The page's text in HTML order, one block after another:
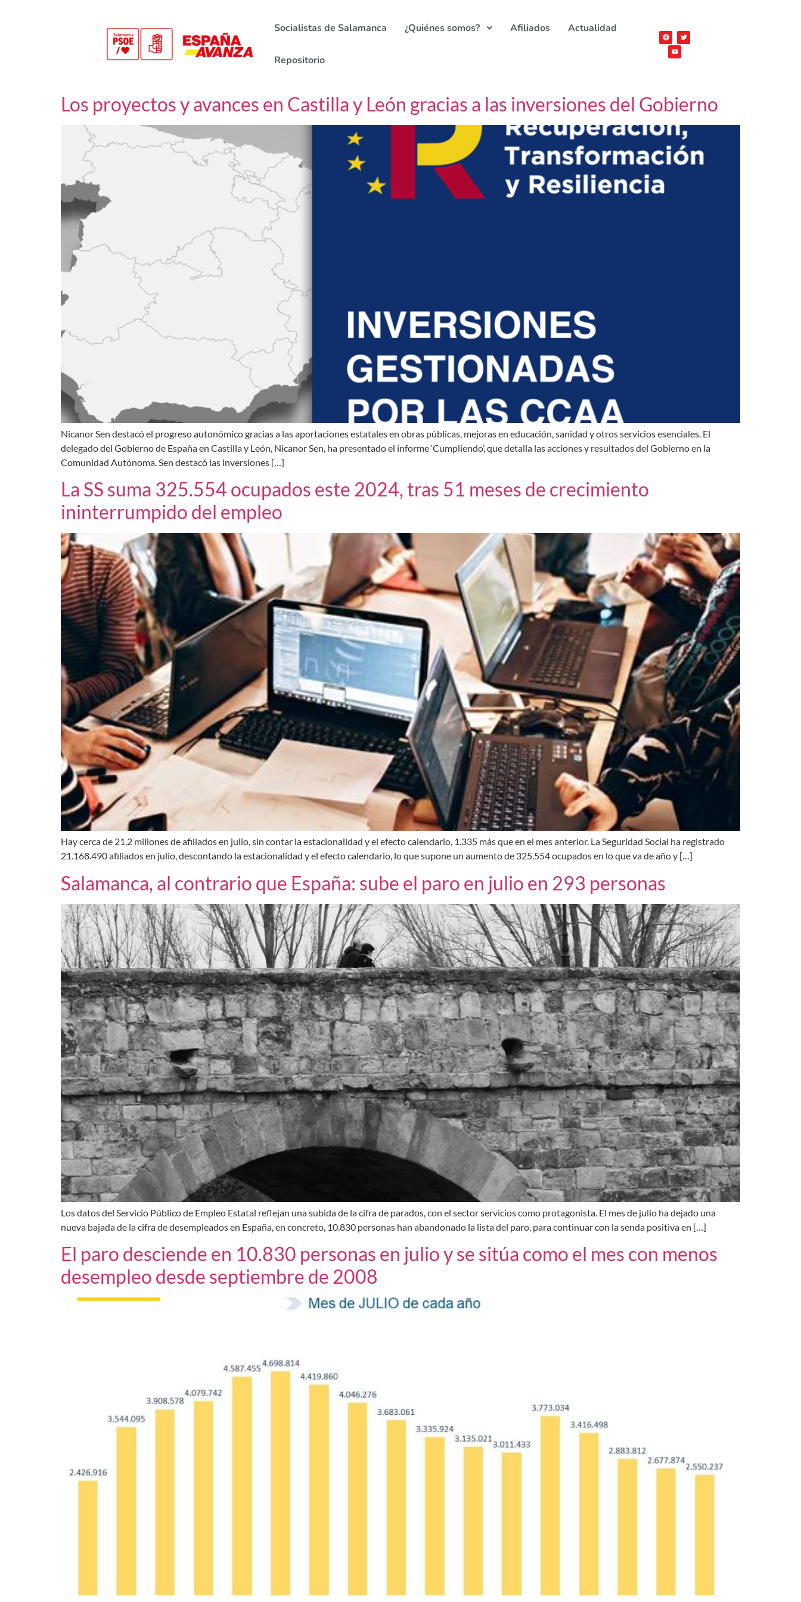
Socialistas de Salamanca ¿Quiénes somos? Afiliados Actualidad
Repositorio
Los proyectos y avances en Castilla y León gracias a las inversiones del Gobierno
Nicanor Sen destacó el progreso autonómico gracias a las aportaciones estatales en obras públicas, mejoras en educación, sanidad y otros servicios esenciales. El
delegado del Gobierno de España en Castilla y León, Nicanor Sen, ha presentado el informe ‘Cumpliendo’, que detalla las acciones y resultados del Gobierno en la
Comunidad Autónoma. Sen destacó las inversiones […]
La SS suma 325.554 ocupados este 2024, tras 51 meses de crecimiento
ininterrumpido del empleo
Hay cerca de 21,2 millones de afiliados en julio, sin contar la estacionalidad y el efecto calendario, 1.335 más que en el mes anterior. La Seguridad Social ha registrado
21.168.490 afiliados en julio, descontando la estacionalidad y el efecto calendario, lo que supone un aumento de 325.554 ocupados en lo que va de año y […]
Salamanca, al contrario que España: sube el paro en julio en 293 personas
Los datos del Servicio Público de Empleo Estatal reflejan una subida de la cifra de parados, con el sector servicios como protagonista. El mes de julio ha dejado una
nueva bajada de la cifra de desempleados en España, en concreto, 10.830 personas han abandonado la lista del paro, para continuar con la senda positiva en […]
El paro desciende en 10.830 personas en julio y se sitúa como el mes con menos
desempleo desde septiembre de 2008